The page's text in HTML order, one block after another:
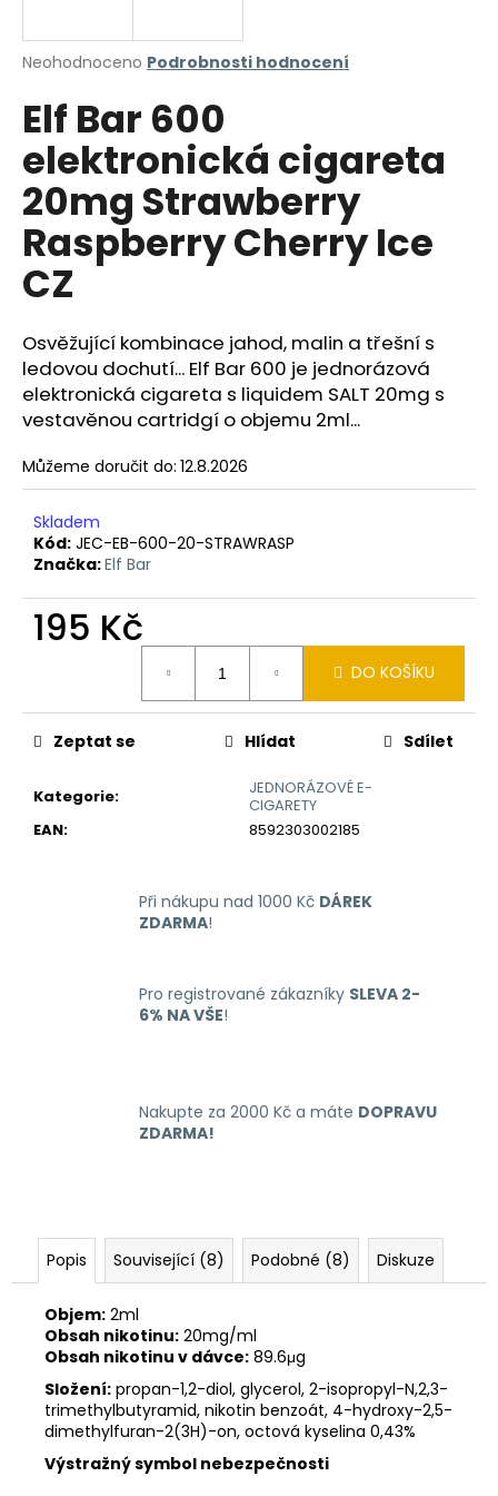
Průměrné
produktu
je
z
5
hvězdiček.
Neohodnoceno Podrobnosti hodnocení
Elf Bar 600
elektronická cigareta
20mg Strawberry
Raspberry Cherry Ice
CZ
Osvěžující kombinace jahod, malin a třešní s
ledovou dochutí... Elf Bar 600 je jednorázová
elektronická cigareta s liquidem SALT 20mg s
vestavěnou cartridgí o objemu 2ml...
Můžeme doručit do: 12.8.2026
Skladem
Kód: JEC-EB-600-20-STRAWRASP
Značka:Elf Bar
195 Kč
DO KOŠÍKU
Kategorie:
JEDNORÁZOVÉ E-
CIGARETY
EAN: 8592303002185
Zeptat se Hlídat Sdílet
Při nákupu nad 1000 Kč DÁREK
ZDARMA!
Pro registrované zákazníky SLEVA 2-
6% NA VŠE!
Nakupte za 2000 Kč a máte DOPRAVU
ZDARMA!
Popis Související (8) Podobné (8) Diskuze
Objem: 2ml
Obsah nikotinu: 20mg/ml
Obsah nikotinu v dávce: 89.6μg
Složení: propan-1,2-diol, glycerol, 2-isopropyl-N,2,3-
trimethylbutyramid, nikotin benzoát, 4-hydroxy-2,5-
dimethylfuran-2(3H)-on, octová kyselina 0,43%
Výstražný symbol nebezpečnosti
j
t
?
HLEDAT
D
o
p
o
r
u
u
e
m
e
LIQUA
BRIGHT
6MG
(ČISTÁ
TABÁKOVÁ